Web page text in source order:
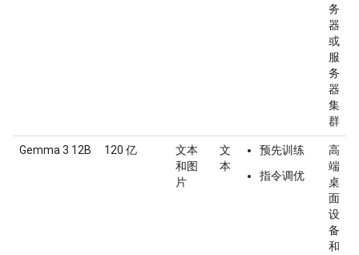
务
器
或
服
务
器
集
群
Gemma 3 12B 120 亿
文本
和图
片
文
本
预先训练
指令调优
高
端
桌
面
设
备
和